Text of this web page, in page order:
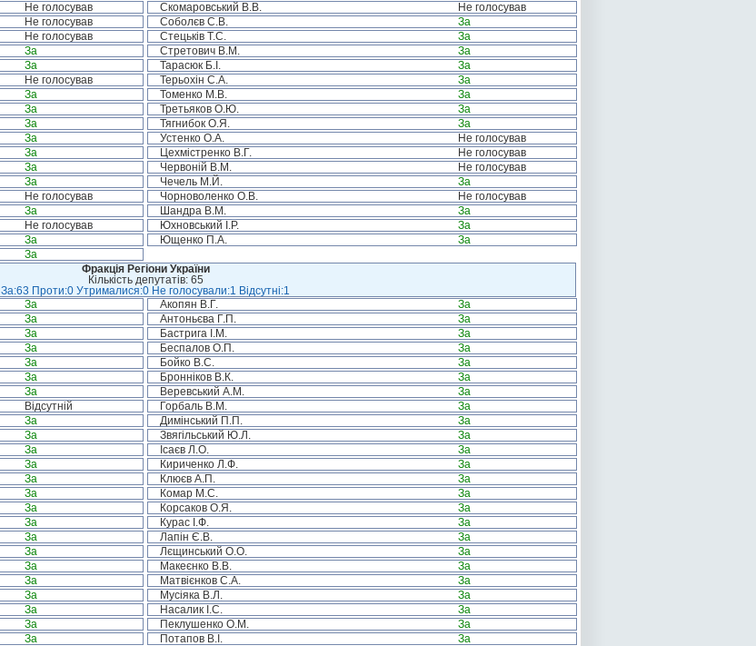
Не голосував Скомаровський В.В.
Не голосував
Не голосував Соболєв С.В.
За
Не голосував Стецьків Т.С.
За
За Стретович В.М.
За
За Тарасюк Б.І.
За
Не голосував Терьохін С.А.
За
За Томенко М.В.
За
За Третьяков О.Ю.
За
За Тягнибок О.Я.
За
За Устенко О.А.
Не голосував
За Цехмістренко В.Г.
Не голосував
За Червоній В.М.
Не голосував
За Чечель М.Й.
За
Не голосував Чорноволенко О.В.
Не голосував
За Шандра В.М.
За
Не голосував Юхновський І.Р.
За
За Ющенко П.А.
За
За
Фракція Регіони України
Кількість депутатів: 65
За:63 Проти:0 Утрималися:0 Не голосували:1 Відсутні:1
За Акопян В.Г.
За
За Антоньєва Г.П.
За
За Бастрига І.М.
За
За Беспалов О.П.
За
За Бойко В.С.
За
За Бронніков В.К.
За
За Веревський А.М.
За
Відсутній Горбаль В.М.
За
За Димінський П.П.
За
За Звягільський Ю.Л.
За
За Ісаєв Л.О.
За
За Кириченко Л.Ф.
За
За Клюєв А.П.
За
За Комар М.С.
За
За Корсаков О.Я.
За
За Курас І.Ф.
За
За Лапін Є.В.
За
За Лєщинський О.О.
За
За Макеєнко В.В.
За
За Матвієнков С.А.
За
За Мусіяка В.Л.
За
За Насалик І.С.
За
За Пеклушенко О.М.
За
За Потапов В.І.
За